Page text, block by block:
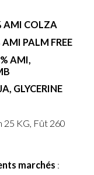
AMI COLZA
PALM FREE
AMI,
GLYCERINE
KG, Fût 260
marchés :